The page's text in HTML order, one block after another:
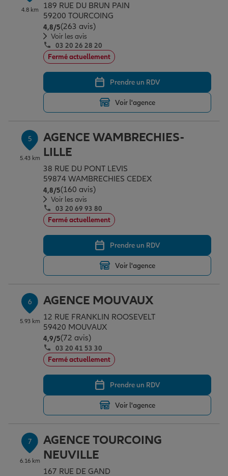
4.8 km
189 RUE DU BRUN PAIN
59200 TOURCOING
4,8/5Note de 4.8 sur 5
(263 avis)
Voir les avis
03 20 26 28 20
Fermé actuellement
Prendre un RDV
Voir l'agence
5
5.43 km
AGENCE WAMBRECHIES-
LILLE
38 RUE DU PONT LEVIS
59874 WAMBRECHIES CEDEX
4,8/5Note de 4.8 sur 5
(160 avis)
Voir les avis
03 20 69 93 80
Fermé actuellement
Prendre un RDV
Voir l'agence
6
5.93 km
AGENCE MOUVAUX
12 RUE FRANKLIN ROOSEVELT
59420 MOUVAUX
4,9/5Note de 4.9 sur 5
(72 avis)
03 20 41 53 30
Fermé actuellement
Prendre un RDV
Voir l'agence
7
6.16 km
AGENCE TOURCOING
NEUVILLE
167 RUE DE GAND